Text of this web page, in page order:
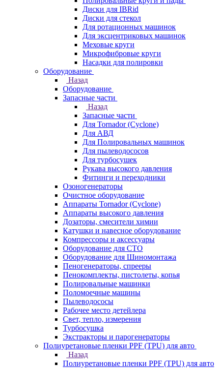
Диски для IBRid
Диски для стекол
Для ротационных машинок
Для эксцентриковых машинок
Меховые круги
Микрофибровые круги
Насадки для полировки
Оборудование
Назад
Оборудование
Запасные части
Назад
Запасные части
Для Tornador (Cyclone)
Для АВД
Для Полировальных машинок
Для пылеводососов
Для турбосушек
Рукава высокого давления
Фитинги и переходники
Озоногенераторы
Очистное оборудование
Аппараты Tornador (Cyclone)
Аппараты высокого давления
Дозаторы, смесители химии
Катушки и навесное оборудование
Компрессоры и аксессуары
Оборудование для СТО
Оборудование для Шиномонтажа
Пеногенераторы, спрееры
Пенокомплекты, пистолеты, копья
Полировальные машинки
Поломоечные машины
Пылеводососы
Рабочее место детейлера
Свет, тепло, измерения
Турбосушка
Экстракторы и парогенераторы
Полиуретановые пленки PPF (TPU) для авто
Назад
Полиуретановые пленки PPF (TPU) для авто